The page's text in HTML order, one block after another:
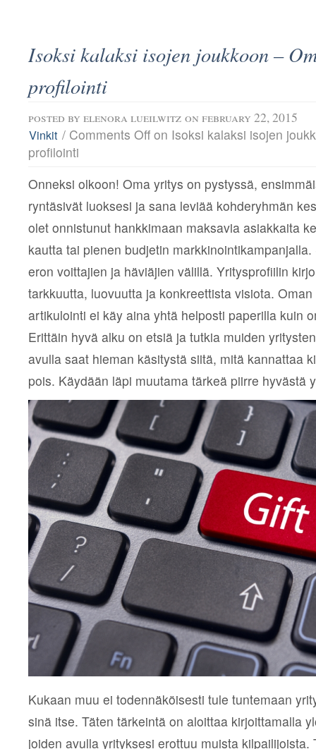
Isoksi kalaksi isojen joukkoon –
profilointi
posted by elenora lueilwitz on february 22, 2015
Vinkit / Comments Off on Isoksi kalaksi isojen
profilointi
Onneksi olkoon! Oma yritys on pystyssä,
ryntäsivät luoksesi ja sana leviää kohderyhmän
olet onnistunut hankkimaan maksavia asiakkaita
kautta tai pienen budjetin
eron voittajien ja häviäjien välillä. Yritysprofiilin
tarkkuutta, luovuutta ja konkreettista visiota.
artikulointi ei käy aina yhtä helposti paperilla kuin
Erittäin hyvä alku on etsiä ja tutkia muiden
avulla saat hieman käsitystä siitä, mitä kannattaa
pois. Käydään läpi muutama tärkeä piirre hyvästä
Kukaan muu ei todennäköisesti tule tuntemaan
sinä itse. Täten tärkeintä on aloittaa kirjoittamalla
joiden avulla yrityksesi erottuu muista kilpailijoista.